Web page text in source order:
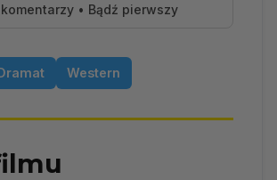
• Bądź pierwszy
Western